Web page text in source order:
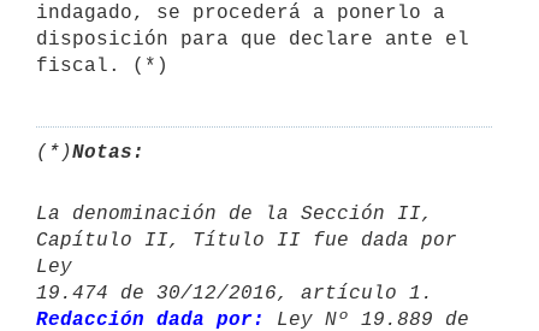
indagado, se procederá a ponerlo a
disposición para que declare ante el
fiscal. (*)
(*)Notas:
La denominación de la Sección II,
Capítulo II, Título II fue dada por
Ley
Redacción dada por:
Ley Nº 19.889 de